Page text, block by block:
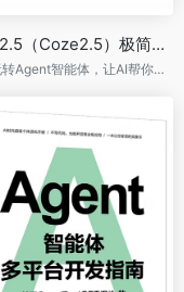
《扣子2.5（Coze2.5）极简入门》
零基础玩转Agent智能体，让AI帮你干活